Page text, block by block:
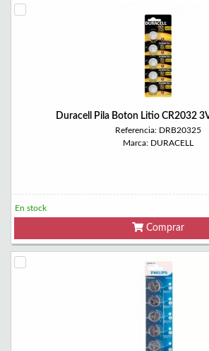
Duracell Pila Boton Litio CR2032
Referencia: DRB20325
Marca: DURACELL
En stock
Comprar